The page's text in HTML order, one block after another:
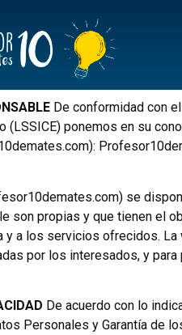
De conformidad con
(LSSICE) ponemos en su
se
son propias y que tienen el
y a los servicios ofrecidos.
por los interesados, y
De acuerdo con lo
Personales y Garantía de